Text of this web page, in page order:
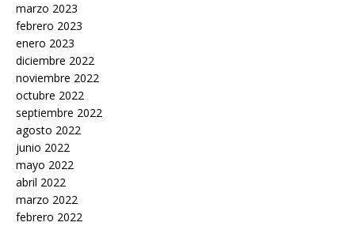
marzo 2023
febrero 2023
enero 2023
diciembre 2022
noviembre 2022
octubre 2022
septiembre 2022
agosto 2022
junio 2022
mayo 2022
abril 2022
marzo 2022
febrero 2022